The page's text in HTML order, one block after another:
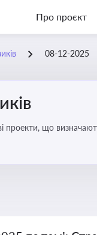
Про проєкт
08-12-2025
проекти, що